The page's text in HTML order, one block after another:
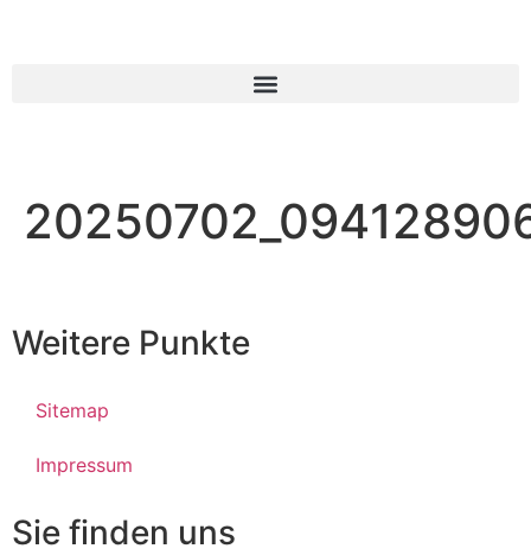
Weitere Punkte
Sitemap
Impressum
Sie finden uns